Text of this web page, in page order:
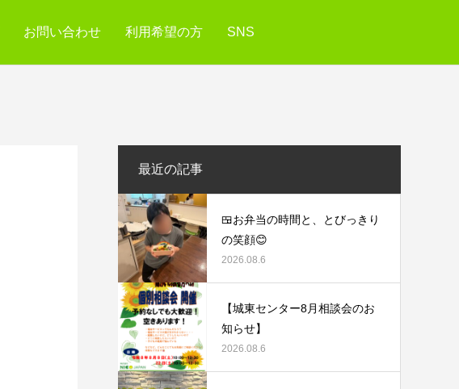
お問い合わせ 利用希望の方 SNS
最近の記事
🍱お弁当の時間と、とびっきり
の笑顔😊
2026.08.6
【城東センター8月相談会のお
知らせ】
2026.08.6